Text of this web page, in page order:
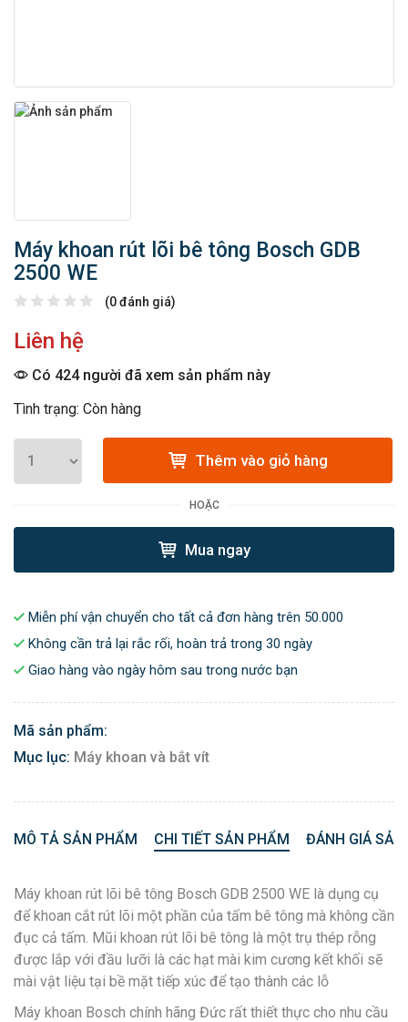
Máy khoan rút lõi bê tông Bosch GDB
2500 WE
(0 đánh giá)
Liên hệ
Có 424 người đã xem sản phẩm này
Tình trạng: Còn hàng
Thêm vào giỏ hàng
HOẶC
Mua ngay
Miễn phí vận chuyển cho tất cả đơn hàng trên 50.000
Không cần trả lại rắc rối, hoàn trả trong 30 ngày
Giao hàng vào ngày hôm sau trong nước bạn
Mã sản phẩm:
Mục lục: Máy khoan và bắt vít
MÔ TẢ SẢN PHẨM CHI TIẾT SẢN PHẨM ĐÁNH GIÁ
Máy khoan rút lõi bê tông Bosch GDB 2500 WE là dụng cụ
để khoan cắt rút lõi một phần của tấm bê tông mà không cần
đục cả tấm. Mũi khoan rút lõi bê tông là một trụ thép rỗng
được lắp với đầu lưỡi là các hạt mài kim cương kết khối sẽ
mài vật liệu tại bề mặt tiếp xúc để tạo thành các lỗ
Máy khoan Bosch chính hãng Đức rất thiết thực cho nhu cầu